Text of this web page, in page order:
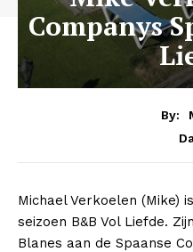
Companys
By:
Michael Verkoelen (Mike)
seizoen B&B Vol Liefde.
Blanes aan de Spaanse